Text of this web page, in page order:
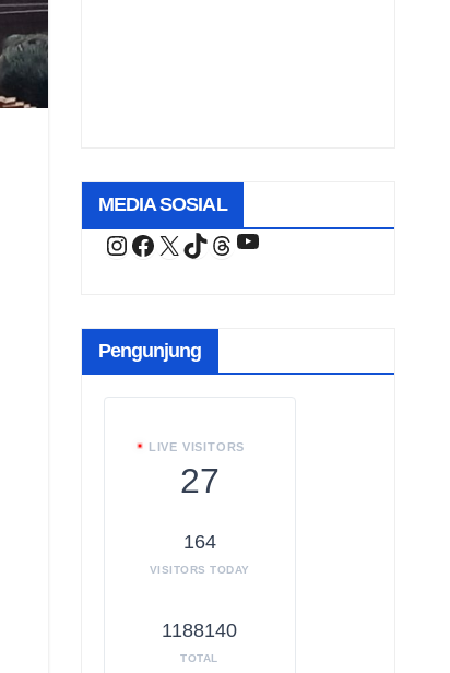
MEDIA SOSIAL
Instagram
Facebook
X TikTok
Threads
YouTube
Pengunjung
LIVE VISITORS
27
164
VISITORS TODAY
1188140
TOTAL